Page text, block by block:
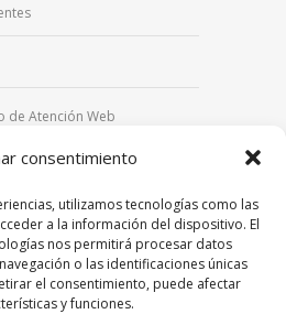
consentimiento
utilizamos tecnologías como las
a la información del dispositivo. El
nos permitirá procesar datos
o las identificaciones únicas
el consentimiento, puede afectar
y funciones.
de Atención Web